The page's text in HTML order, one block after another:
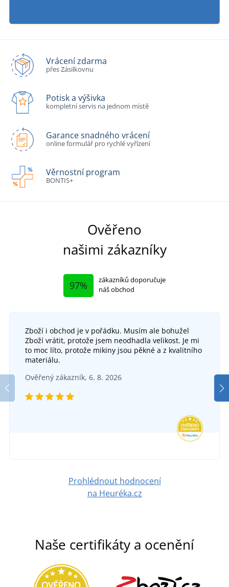
Vrácení zdarma
přes Zásilkovnu
Potisk a výšivka
kompletní servis na jednom místě
Garance snadného vrácení
online formulář pro rychlé vyřízení
Věrnostní program
BONTIS+
Ověřeno
našimi zákazníky
97%
zákazníků doporučuje
náš obchod
Zboží i obchod je v pořádku. Musím ale bohužel
Zboží vrátit, protože jsem neodhadla velikost. Je mi
to moc líto, protože mikiny jsou pěkné a z kvalitního
materiálu.
Ověřený zákazník, 6. 8. 2026
Prohlédnout hodnocení
na Heuréka.cz
Naše certifikáty a ocenění